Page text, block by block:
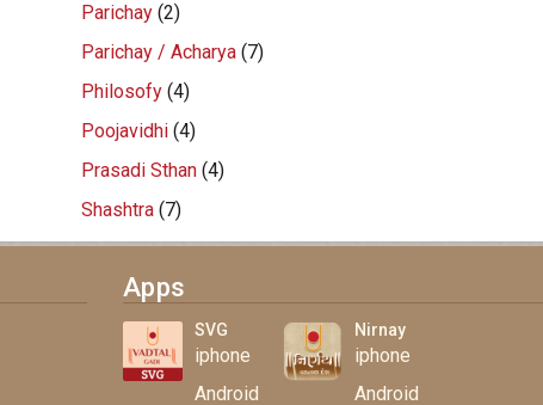
Parichay(2)
Parichay / Acharya(7)
Philosofy(4)
Poojavidhi(4)
Prasadi Sthan(4)
Shashtra(7)
Apps
SVG
iphone
Android
Nirnay
iphone
Android